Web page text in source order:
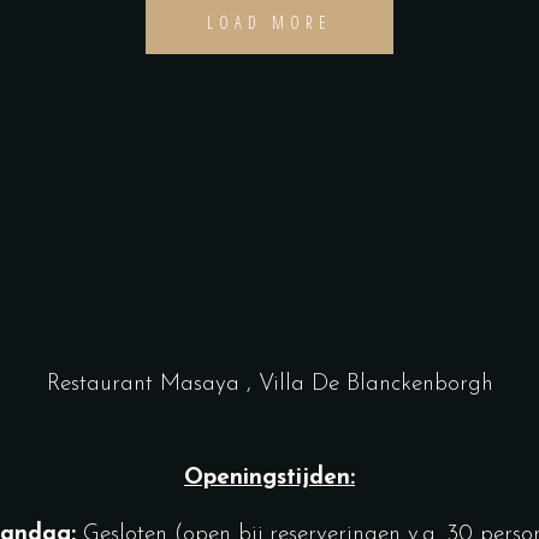
LOAD MORE
Restaurant Masaya , Villa De Blanckenborgh
Openingstijden: